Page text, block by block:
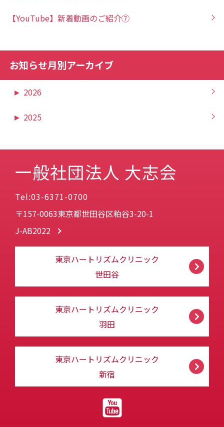
【YouTube】新着動画のご紹介⑦
お知らせ月別アーカイブ
► 2026
► 2025
一般社団法人 大志会
Tel:03-6371-0700
〒157-0063東京都世田谷区粕谷3-20-1
J-AB2022
東京ハートリズムクリニック
世田谷
東京ハートリズムクリニック
羽田
東京ハートリズムクリニック
新宿